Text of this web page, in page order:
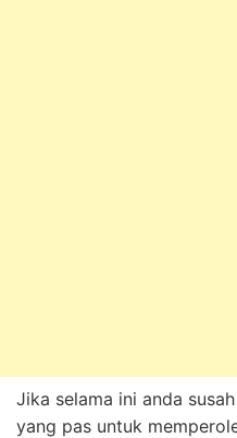
Jika selama ini anda
yang pas untuk